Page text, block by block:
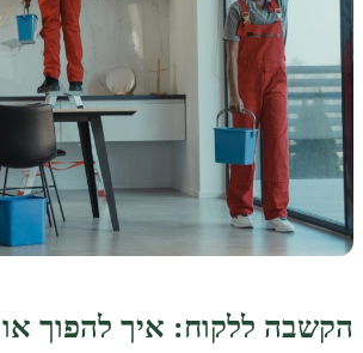
הקשבה ללקוח: איך להפוך